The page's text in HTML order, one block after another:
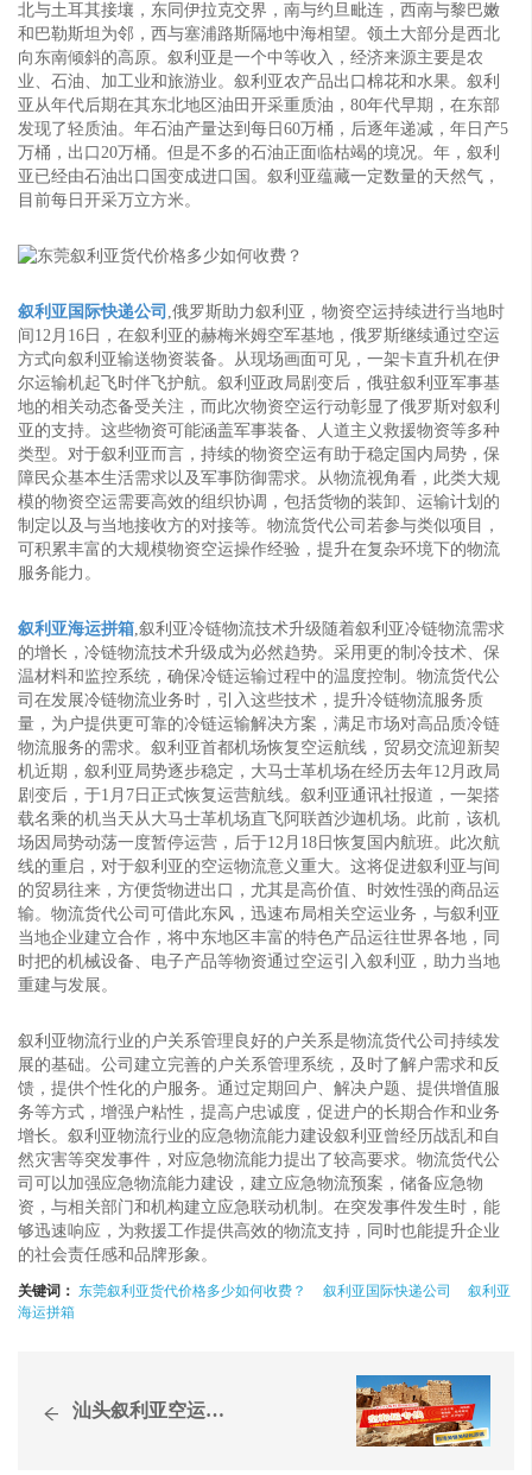
北与土耳其接壤，东同伊拉克交界，南与约旦毗连，西南与黎巴嫩
和巴勒斯坦为邻，西与塞浦路斯隔地中海相望。领土大部分是西北
向东南倾斜的高原。叙利亚是一个中等收入，经济来源主要是农
业、石油、加工业和旅游业。叙利亚农产品出口棉花和水果。叙利
亚从年代后期在其东北地区油田开采重质油，80年代早期，在东部
发现了轻质油。年石油产量达到每日60万桶，后逐年递减，年日产5
万桶，出口20万桶。但是不多的石油正面临枯竭的境况。年，叙利
亚已经由石油出口国变成进口国。叙利亚蕴藏一定数量的天然气，
目前每日开采万立方米。
叙利亚国际快递公司 ,俄罗斯助力叙利亚，物资空运持续进行​当地时
间12月16日，在叙利亚的赫梅米姆空军基地，俄罗斯继续通过空运
方式向叙利亚输送物资装备。从现场画面可见，一架卡直升机在伊
尔运输机起飞时伴飞护航。叙利亚政局剧变后，俄驻叙利亚军事基
地的相关动态备受关注，而此次物资空运行动彰显了俄罗斯对叙利
亚的支持。这些物资可能涵盖军事装备、人道主义救援物资等多种
类型。对于叙利亚而言，持续的物资空运有助于稳定国内局势，保
障民众基本生活需求以及军事防御需求。从物流视角看，此类大规
模的物资空运需要高效的组织协调，包括货物的装卸、运输计划的
制定以及与当地接收方的对接等。物流货代公司若参与类似项目，
可积累丰富的大规模物资空运操作经验，提升在复杂环境下的物流
服务能力。
叙利亚海运拼箱,叙利亚冷链物流技术升级随着叙利亚冷链物流需求
的增长，冷链物流技术升级成为必然趋势。采用更的制冷技术、保
温材料和监控系统，确保冷链运输过程中的温度控制。物流货代公
司在发展冷链物流业务时，引入这些技术，提升冷链物流服务质
量，为户提供更可靠的冷链运输解决方案，满足市场对高品质冷链
物流服务的需求。叙利亚首都机场恢复空运航线，贸易交流迎新契
机​近期，叙利亚局势逐步稳定，大马士革机场在经历去年12月政局
剧变后，于1月7日正式恢复运营航线。叙利亚通讯社报道，一架搭
载名乘的机当天从大马士革机场直飞阿联酋沙迦机场。此前，该机
场因局势动荡一度暂停运营，后于12月18日恢复国内航班。此次航
线的重启，对于叙利亚的空运物流意义重大。这将促进叙利亚与间
的贸易往来，方便货物进出口，尤其是高价值、时效性强的商品运
输。物流货代公司可借此东风，迅速布局相关空运业务，与叙利亚
当地企业建立合作，将中东地区丰富的特色产品运往世界各地，同
时把的机械设备、电子产品等物资通过空运引入叙利亚，助力当地
重建与发展。
叙利亚物流行业的户关系管理良好的户关系是物流货代公司持续发
展的基础。公司建立完善的户关系管理系统，及时了解户需求和反
馈，提供个性化的户服务。通过定期回户、解决户题、提供增值服
务等方式，增强户粘性，提高户忠诚度，促进户的长期合作和业务
增长。叙利亚物流行业的应急物流能力建设叙利亚曾经历战乱和自
然灾害等突发事件，对应急物流能力提出了较高要求。物流货代公
司可以加强应急物流能力建设，建立应急物流预案，储备应急物
资，与相关部门和机构建立应急联动机制。在突发事件发生时，能
够迅速响应，为救援工作提供高效的物流支持，同时也能提升企业
的社会责任感和品牌形象。
关键词： 东莞叙利亚货代价格多少如何收费？ 叙利亚国际快递公司
叙利亚
海运拼箱
汕头叙利亚空运含税双清